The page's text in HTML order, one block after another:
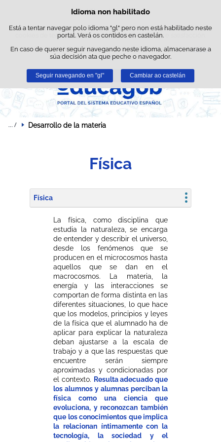
Política de cookies
Este sitio web utiliza cookies propias para facilitar a navegación e
cookies de terceiros para obter estatísticas de uso e satisfacción.
Pode obter máis información no apartado "Cookies" do nosoaviso
legal.
Aceptar Rexeitar
Idioma non habilitado
Está a tentar navegar polo idioma "gl" pero non está habilitado neste
portal. Verá os contidos en castelán.
En caso de querer seguir navegando neste idioma, almacenarase a
súa decisión ata que peche o navegador.
Seguir navegando en "gl" Cambiar ao castelán
Saltar ao contido
Desarrollo de la materia
Física
Física
La física, como disciplina que
estudia la naturaleza, se encarga
de entender y describir el universo,
desde los fenómenos que se
producen en el microcosmos hasta
aquellos que se dan en el
macrocosmos. La materia, la
energía y las interacciones se
comportan de forma distinta en las
diferentes situaciones, lo que hace
que los modelos, principios y leyes
de la física que el alumnado ha de
aplicar para explicar la naturaleza
deban ajustarse a la escala de
trabajo y a que las respuestas que
encuentre serán siempre
aproximadas y condicionadas por
el contexto. Resulta adecuado que
los alumnos y alumnas perciban la
física como una ciencia que
evoluciona, y reconozcan también
que los conocimientos que implica
la relacionan íntimamente con la
tecnología, la sociedad y el